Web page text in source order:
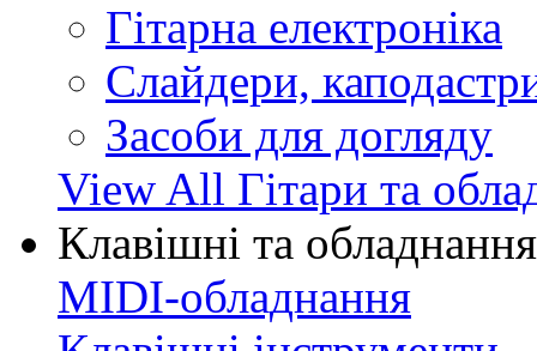
Гітарна електроніка
Слайдери,
Засоби для догляду
View All Гітари та
Клавішні та обладнання
MIDI-обладнання